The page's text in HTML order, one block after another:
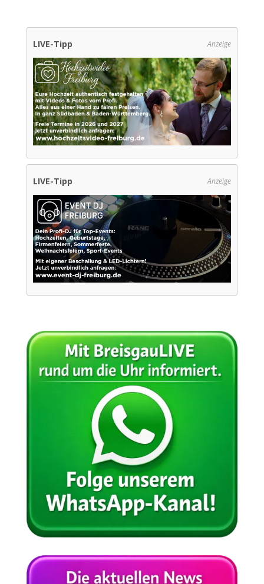
LIVE-Tipp Anzeige
LIVE-Tipp Anzeige